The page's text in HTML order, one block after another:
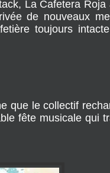
La Cafetera
de nouveaux
toujours
que le collectif
fête musicale qui